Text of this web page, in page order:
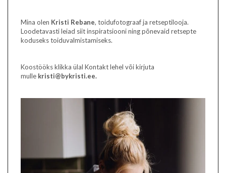
Mina olen Kristi Rebane, toidufotograaf ja retseptilooja.
Loodetavasti leiad siit inspiratsiooni ning põnevaid retsepte
koduseks toiduvalmistamiseks.
Koostööks klikka ülal Kontakt lehel või kirjuta
mulle kristi@bykristi.ee.